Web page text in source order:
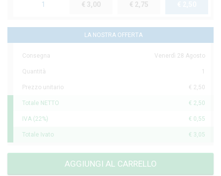
1 € 3,00 € 2,75
LA NOSTRA OFFERTA
Consegna Venerdì 28 Agosto
Quantità 1
Prezzo unitario € 2,50
Totale NETTO € 2,50
IVA (22%) € 0,55
Totale Ivato € 3,05
AGGIUNGI AL CARRELLO